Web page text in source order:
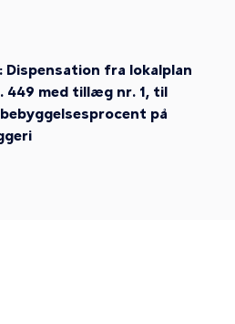
Dispensation fra lokalplan
449 med tillæg nr. 1, til
på